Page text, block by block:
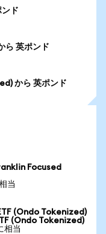
ド
ら 英ポンド
から 英ポンド
Focused
当
(Ondo Tokenized)
(Ondo Tokenized)
相当